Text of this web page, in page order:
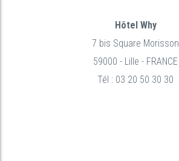
Hôtel Why
7 bis Square Morisson
59000 - Lille - FRANCE
Tél : 03 20 50 30 30